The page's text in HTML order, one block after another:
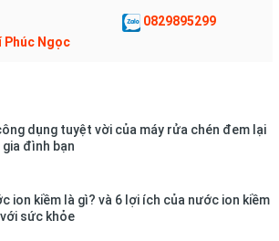
Phúc Ngọc
0829895299
dụng tuyệt vời của máy rửa chén đem lại
gia đình bạn
ion kiềm là gì? và 6 lợi ích của nước ion kiềm
sức khỏe